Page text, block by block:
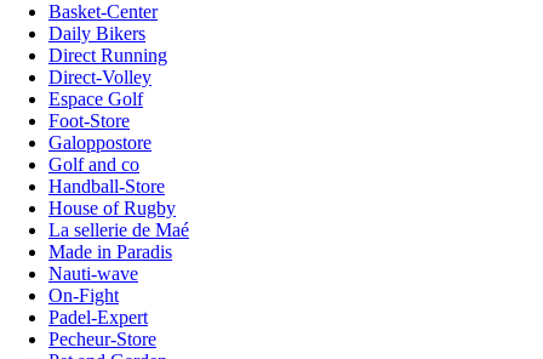
Basket-Center
Daily Bikers
Direct Running
Direct-Volley
Espace Golf
Foot-Store
Galoppostore
Golf and co
Handball-Store
House of Rugby
La sellerie de Maé
Made in Paradis
Nauti-wave
On-Fight
Padel-Expert
Pecheur-Store